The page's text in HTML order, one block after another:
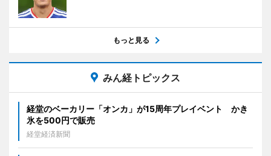
もっと見る
みん経トピックス
経堂のベーカリー「オンカ」が15周年プレイベント かき
氷を500円で販売
経堂経済新聞